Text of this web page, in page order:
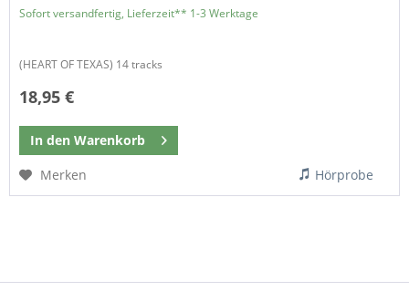
Sofort versandfertig, Lieferzeit** 1-3 Werktage
(HEART OF TEXAS) 14 tracks
18,95 €
In den Warenkorb
Merken
Hörprobe